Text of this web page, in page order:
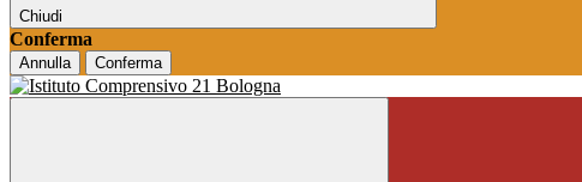
Chiudi
Conferma
Annulla Conferma